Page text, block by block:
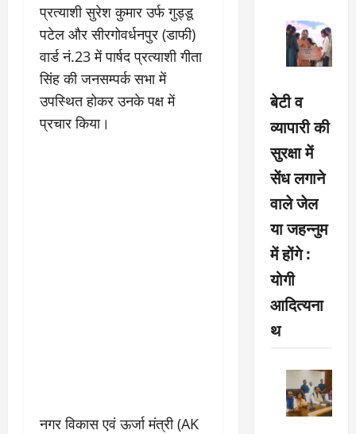
प्रत्याशी सुरेश कुमार उर्फ गुड्डू
पटेल और सीरगोवर्धनपुर (डाफी)
वार्ड नं.23 में पार्षद प्रत्याशी गीता
सिंह की जनसम्पर्क सभा में
उपस्थित होकर उनके पक्ष में
प्रचार किया।
नगर विकास एवं ऊर्जा मंत्री (AK
बेटी व
व्यापारी की
सुरक्षा में
सेंध लगाने
वाले जेल
या जहन्नुम
में होंगे :
योगी
आदित्यना
थ